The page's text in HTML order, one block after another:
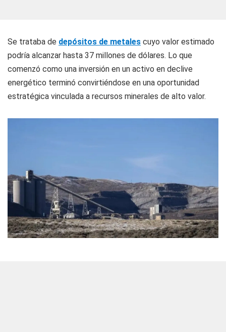
Se trataba de depósitos de metales cuyo valor estimado
podría alcanzar hasta 37 millones de dólares. Lo que
comenzó como una inversión en un activo en declive
energético terminó convirtiéndose en una oportunidad
estratégica vinculada a recursos minerales de alto valor.